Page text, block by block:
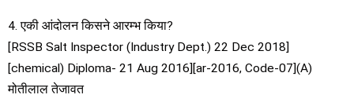
4. एकी आंदोलन किसने आरम्भ किया?
[RSSB Salt Inspector (Industry Dept.) 22 Dec 2018]
[chemical) Diploma- 21 Aug 2016][ar-2016, Code-07](A)
मोतीलाल तेजावत